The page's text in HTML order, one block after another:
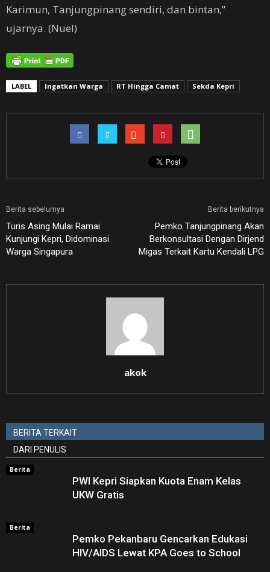
Karimun, Tanjungpinang sendiri, dan bintan,”
ujarnya. (Nuel)
LABEL Ingatkan Warga RT Hingga Camat Sekda Kepri
Berita sebelumya
Turis Asing Mulai Ramai
Kunjungi Kepri, Didominasi
Warga Singapura
Berita berikutnya
Pemko Tanjungpinang Akan
Berkonsultasi Dengan Dirjend
Migas Terkait Kartu Kendali LPG
akok
BERITA TERKAIT
DARI PENULIS
Berita
PWI Kepri Siapkan Kuota Enam Kelas
UKW Gratis
Berita
Pemko Pekanbaru Gencarkan Edukasi
HIV/AIDS Lewat KPA Goes to School